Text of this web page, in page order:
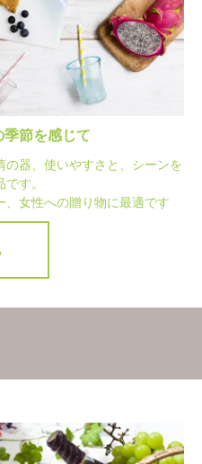
季節を感じて
の器、使いやすさと、シーンを
す。
、女性への贈り物に最適です